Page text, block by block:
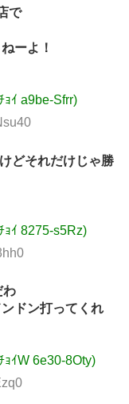
で
ーよ！
ｲ a9be-Sfrr)
どそれだけじゃ勝
ｮｲ 8275-s5Rz)
わ
ドン打ってくれ
ｲW 6e30-8Oty)